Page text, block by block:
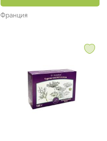
Франция